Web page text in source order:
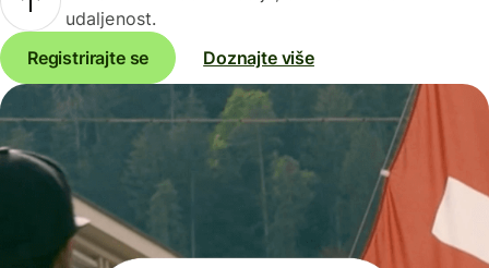
udaljenost.
Registrirajte se
Doznajte više